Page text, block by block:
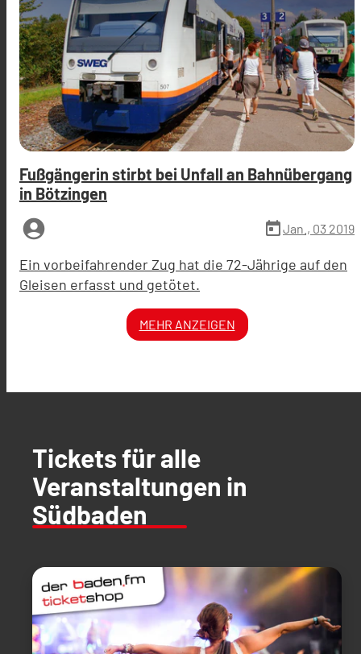
Fußgängerin stirbt bei Unfall an Bahnübergang
in Bötzingen
account_circle todayJan., 03 2019
Ein vorbeifahrender Zug hat die 72-Jährige auf den
Gleisen erfasst und getötet.
MEHR ANZEIGEN
Tickets für alle
Veranstaltungen in
Südbaden